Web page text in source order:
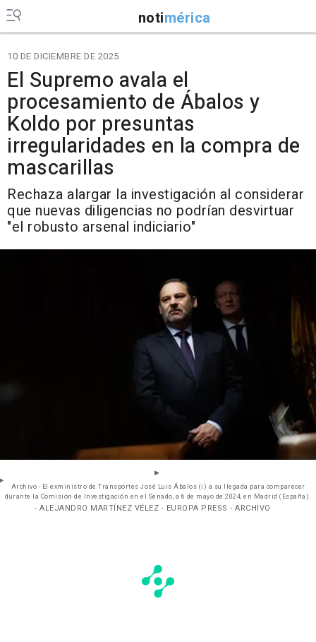
notimérica
10 DE DICIEMBRE DE 2025
El Supremo avala el
procesamiento de Ábalos y
Koldo por presuntas
irregularidades en la compra de
mascarillas
Rechaza alargar la investigación al considerar
que nuevas diligencias no podrían desvirtuar
"el robusto arsenal indiciario"
Archivo - El exministro de Transportes José Luis Ábalos (i) a su llegada para comparecer
durante la Comisión de Investigación en el Senado, a 6 de mayo de 2024, en Madrid (España).
- ALEJANDRO MARTÍNEZ VÉLEZ - EUROPA PRESS - ARCHIVO